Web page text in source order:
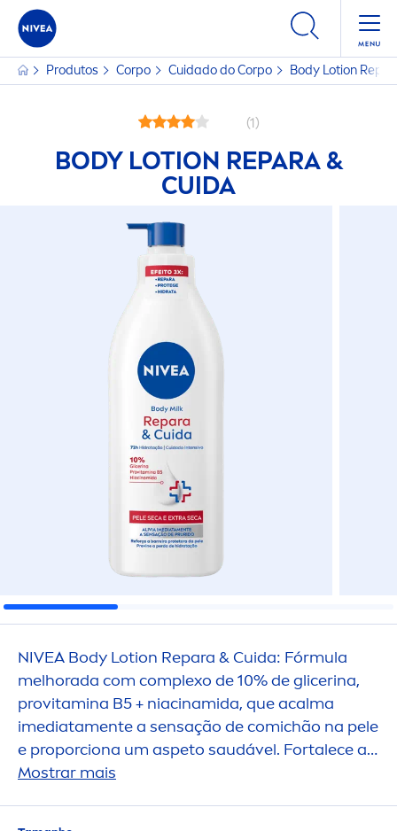
Produtos Corpo Cuidado do Corpo Body Lotion
(1)
BODY LOTION REPARA &
CUIDA
NIVEA Body Lotion Repara & Cuida: Fórmula
melhorada com complexo de 10% de glicerina,
provitamina B5 + niacinamida, que acalma
imediatamente a sensação de comichão na pele
e proporciona um aspeto saudável. Fortalece a
barreira da pele para prevenir a perda de
Mostrar mais